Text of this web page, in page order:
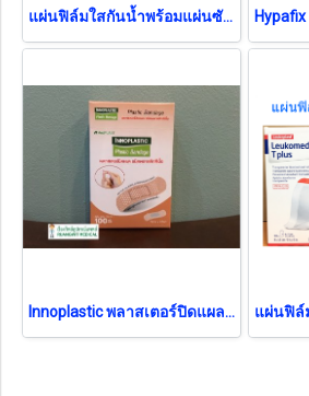
แผ่นฟิล์มใสกันน้ำพร้อมแผ่นซับแผล Leukomed T plus 5x7.2 cm (1 แผ่น)
Innoplastic พลาสเตอร์ปิดแผลชนิดพลาสติก สีเนื้อ (100แผ่น/กล่อง)